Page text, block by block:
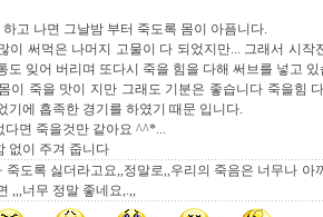
고 나면 그날밤 부터 죽도록 몸이 아픔니다.
이 써먹은 나머지 고물이 다 되었지만... 그래서 시작
도 잊어 버리며 또다시 죽을 힘을 다해 써브를 넣고 있
이 죽을 맛이 지만 그래도 기분은 좋습니다 죽을힘
기에 흡족한 경기를 하였기 때문 입니다.
다면 죽을것만 같아요 ^^*...
없이 주겨 줍니다
도록 싫더라고요,,정말로,,우리의 죽음은 너무나 아
,,,너무 정말 좋네요,.,,